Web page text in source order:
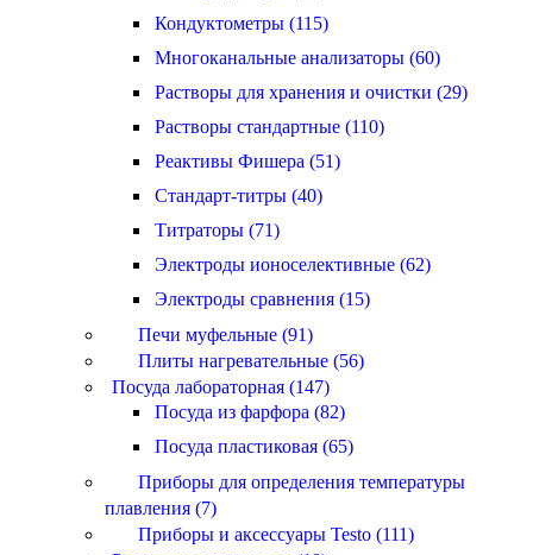
Кондуктометры (115)
Многоканальные анализаторы (60)
Растворы для хранения и очистки (29)
Растворы стандартные (110)
Реактивы Фишера (51)
Стандарт-титры (40)
Титраторы (71)
Электроды ионоселективные (62)
Электроды сравнения (15)
Печи муфельные (91)
Плиты нагревательные (56)
Посуда лабораторная (147)
Посуда из фарфора (82)
Посуда пластиковая (65)
Приборы для определения температуры
плавления (7)
Приборы и аксессуары Testo (111)